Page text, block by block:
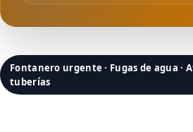
Fontanero urgente · Fugas de agua ·
tuberías